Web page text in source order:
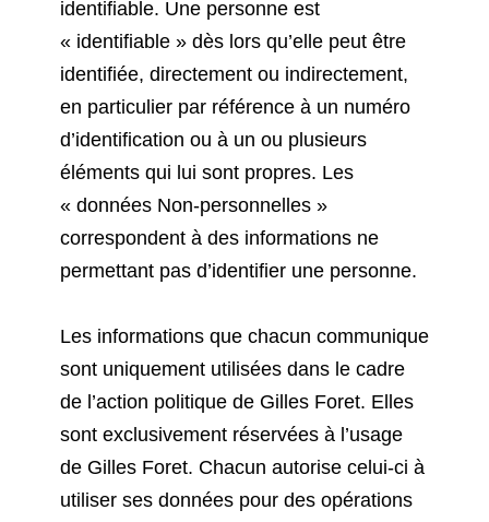
identifiable. Une personne est
« identifiable » dès lors qu’elle peut être
identifiée, directement ou indirectement,
en particulier par référence à un numéro
d’identification ou à un ou plusieurs
éléments qui lui sont propres. Les
« données Non-personnelles »
correspondent à des informations ne
permettant pas d’identifier une personne.
Les informations que chacun communique
sont uniquement utilisées dans le cadre
de l’action politique de Gilles Foret. Elles
sont exclusivement réservées à l’usage
de Gilles Foret. Chacun autorise celui-ci à
utiliser ses données pour des opérations